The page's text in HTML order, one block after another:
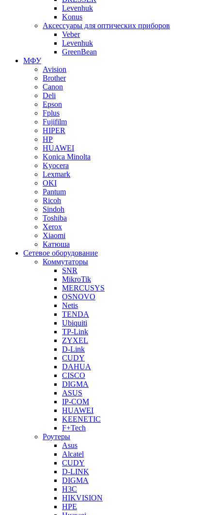
Levenhuk
Konus
Аксессуары для оптических приборов
Veber
Levenhuk
GreenBean
МФУ
Avision
Brother
Canon
Deli
Epson
Fplus
Fujifilm
HIPER
HP
HUAWEI
Konica Minolta
Kyocera
Lexmark
OKI
Pantum
Ricoh
Sindoh
Toshiba
Xerox
Xiaomi
Катюша
Сетевое оборудование
Коммутаторы
SNR
MikroTik
MERCUSYS
OSNOVO
Netis
TENDA
Ubiquiti
TP-Link
ZYXEL
D-Link
CUDY
DAHUA
CISCO
DIGMA
ASUS
IP-COM
HUAWEI
KEENETIC
F+Tech
Роутеры
Asus
Alcatel
CUDY
D-LINK
DIGMA
H3C
HIKVISION
HPE